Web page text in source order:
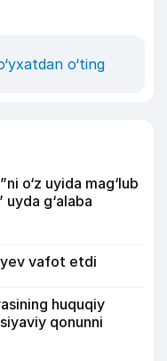
o‘ting
o‘z uyida mag‘lub
g‘alaba
vafot etdi
huquqiy
qonunni